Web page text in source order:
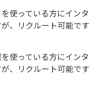
使っている方にインタ
、リクルート可能です
使っている方にインタ
、リクルート可能です